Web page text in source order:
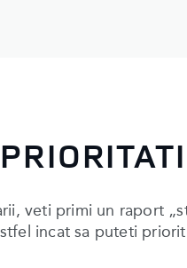
veti primi un raport
incat sa puteti